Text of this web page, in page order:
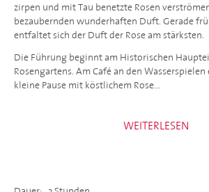
zirpen und mit Tau benetzte Rosen
bezaubernden wunderhaften Duft. Gerade
entfaltet sich der Duft der Rose am stärksten.
Die Führung beginnt am Historischen
Rosengartens. Am Café an den
kleine Pause mit köstlichem Rose...
WEITERLESEN